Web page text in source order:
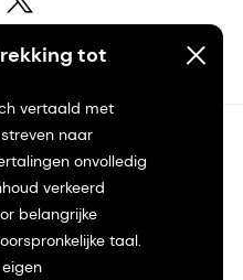
tot
vertaald met
naar
onvolledig
verkeerd
belangrijke
taal.
voorbehouden.